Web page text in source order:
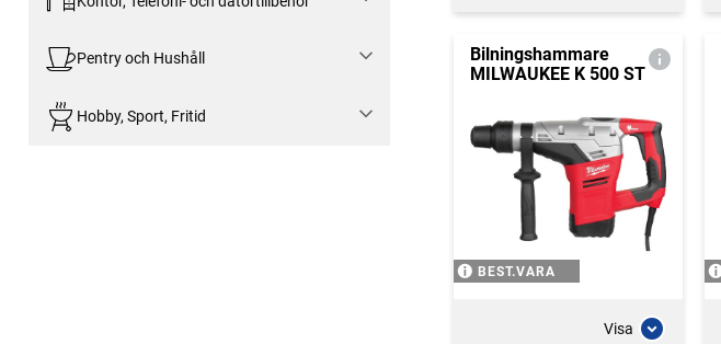
Pentry och Hushåll
Hobby, Sport, Fritid
Bilningshammare
MILWAUKEE K 500 ST
BEST.VARA
Visa